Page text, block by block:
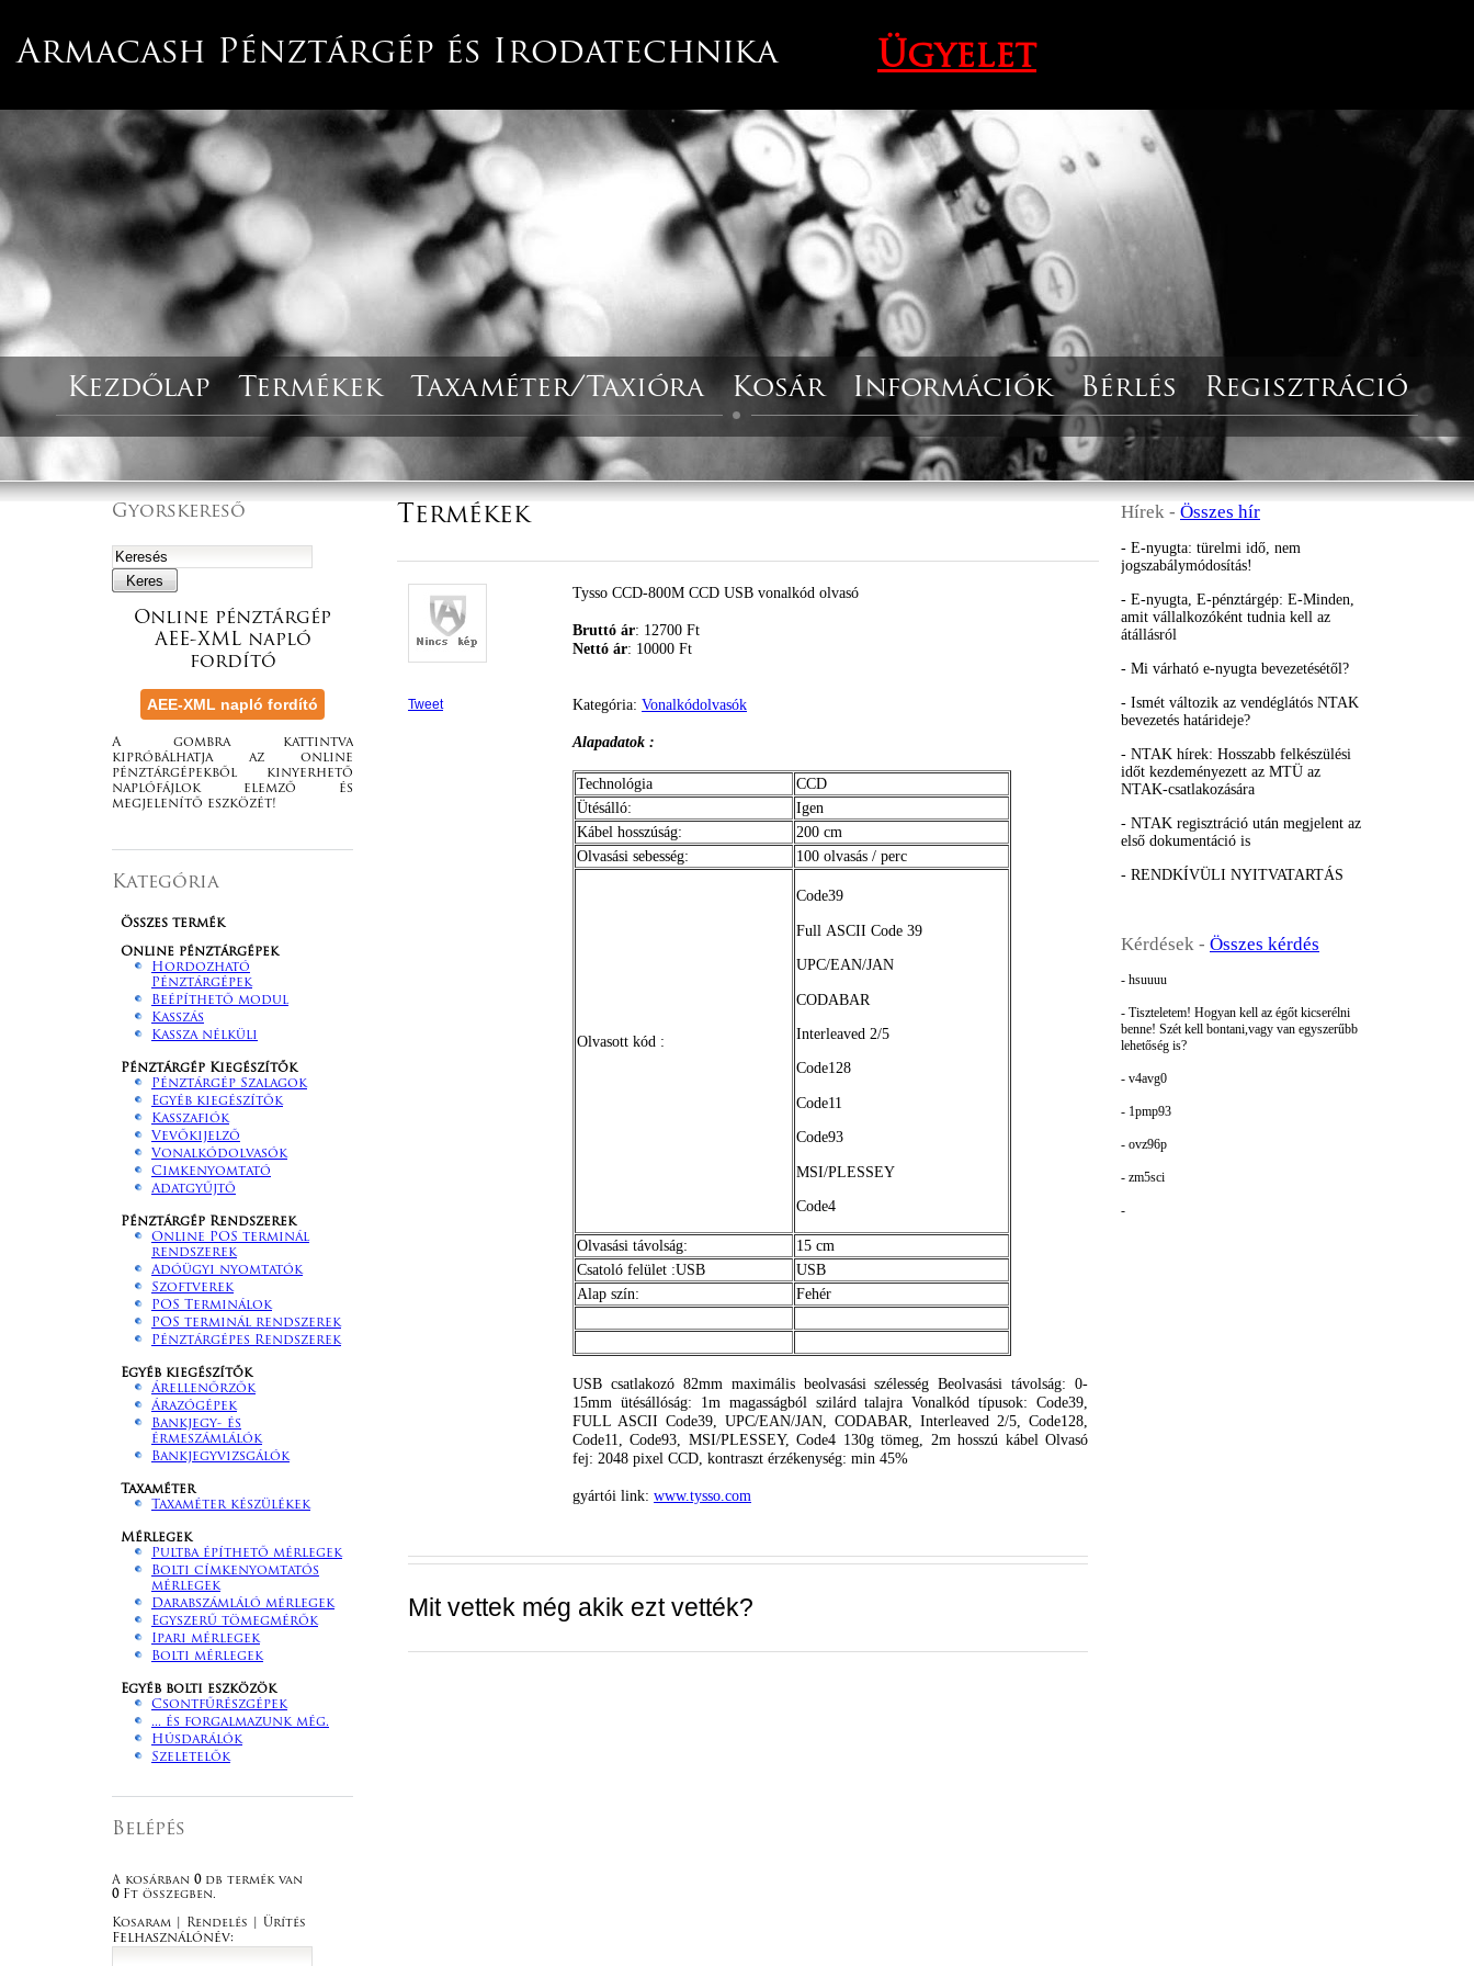
Armacash Pénztárgép és Irodatechnika Ügyelet
Kezdőlap Termékek Taxaméter/Taxióra Kosár Információk Bérlés Regisztráció
Gyorskereső
Online pénztárgép
AEE-XML napló
fordító
A gombra kattintva
kipróbálhatja az online
pénztárgépekből kinyerhető
naplófájlok elemző és
megjelenítő eszközét!
Kategória
Összes termék
Online pénztárgépek
Hordozható
Pénztárgépek
Beépíthető modul
Kasszás
Kassza nélküli
Pénztárgép Kiegészítők
Pénztárgép Szalagok
Egyéb kiegészítők
Kasszafiók
Vevőkijelző
Vonalkódolvasók
Cimkenyomtató
Adatgyűjtő
Pénztárgép Rendszerek
Online POS terminál
rendszerek
Adóügyi nyomtatók
Szoftverek
POS Terminálok
POS terminál rendszerek
Pénztárgépes Rendszerek
Egyéb kiegészítők
Árellenőrzők
Árazógépek
Bankjegy- és
érmeszámlálók
Bankjegyvizsgálók
Taxaméter
Taxaméter készülékek
Mérlegek
Pultba építhető mérlegek
Bolti címkenyomtatós
mérlegek
Darabszámláló mérlegek
Egyszerű tömegmérők
Ipari mérlegek
Bolti mérlegek
Egyéb bolti eszközök
Csontfűrészgépek
... és forgalmazunk még.
Húsdarálók
Szeletelők
Belépés
A kosárban 0db termék van
0Ft összegben.
Kosaram Rendelés Ürítés
Felhasználónév:
Termékek
Tweet
Tysso CCD-800M CCD USB vonalkód olvasó
Bruttó ár: 12700 Ft
Nettó ár: 10000 Ft
Kategória: Vonalkódolvasók
Alapadatok :
Technológia
CCD
Ütésálló:
Igen
Kábel hosszúság:
200 cm
Olvasási sebesség: 100 olvasás / perc
Olvasott kód :
Code39
Full ASCII Code 39
UPC/EAN/JAN
CODABAR
Interleaved 2/5
Code128
Code11
Code93
MSI/PLESSEY
Code4
Olvasási távolság:
15 cm
Csatoló felület :USB
USB
Alap szín: Fehér
USB csatlakozó 82mm maximális beolvasási szélesség Beolvasási távolság: 0-
15mm ütésállóság: 1m magasságból szilárd talajra Vonalkód típusok: Code39
FULL ASCII Code39 UPC/EAN/JAN, CODABAR , Interleaved 2/5, Code128
Code11
,Code93 , MSI/PLESSEY,Code4 130g tömeg 2m hosszú kábel Olvasó
fej: 2048 pixel CCD kontraszt érzékenység: min 45%
gyártói link: www.tysso.com
Mit vettek még akik ezt vették?
Hírek - Összes hír
E-nyugta: türelmi idő, nem
jogszabálymódosítás!
E-nyugta, E-pénztárgép: E-Minden,
amit vállalkozóként tudnia kell az
átállásról
Mi várható e-nyugta bevezetésétől?
Ismét változik az vendéglátós NTAK
bevezetés határideje?
NTAK hírek: Hosszabb felkészülési
időt kezdeményezett az MTÜ az
NTAK-csatlakozására
NTAK regisztráció után megjelent az
első dokumentáció is
RENDKÍVÜLI NYITVATARTÁS
Kérdések - Összes kérdés
- hsuuuu
- Tiszteletem! Hogyan kell az égőt kicserélni
benne! Szét kell bontani,vagy van egyszerűbb
lehetőség is?
- v4avg0
- 1pmp93
- ovz96p
- zm5sci
-